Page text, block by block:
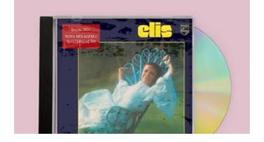
engajamento artístico. Faixas: 01. Como Nossos Pais 02. Velha
Roupa Colorida 03. Los Hermanos 04. Um Por Todos 05.
Fascinação 06. Jardins de Infância 07. Quero 08. Gracias a La Vida
09. O Cavaleiro e os Moinhos 10. Tatuagem Baixar: 89 MB - ZiP -
MP3 - 320 Kbps - REMASTERIZAÇÃO 2022 MEGA - FILEN - BOX